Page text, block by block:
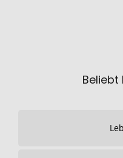
Beliebt